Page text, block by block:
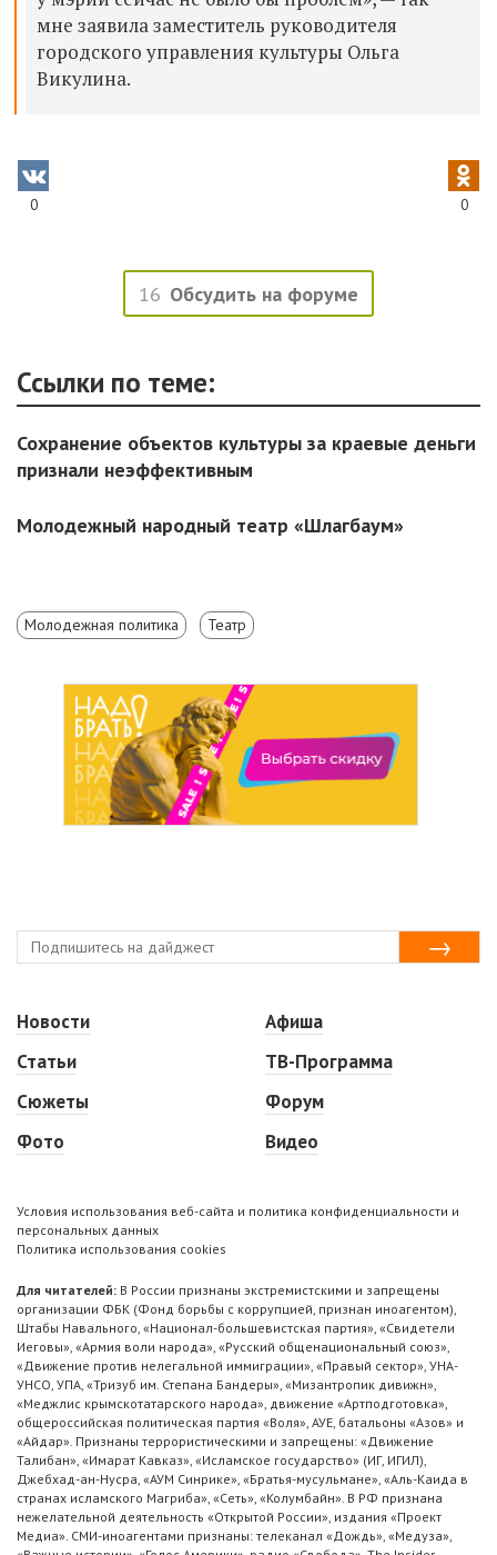
мне заявила заместитель руководителя
городского управления культуры Ольга
Викулина.
0 0
16 Обсудить на форуме
Ссылки по теме:
Сохранение объектов культуры за краевые деньги
признали неэффективным
Молодежный народный театр «Шлагбаум»
Молодежная политика Театр
Новости
Статьи
Сюжеты
Фото
Афиша
ТВ-Программа
Форум
Видео
Условия использования веб-сайта и политика конфиденциальности и
персональных данных
Политика использования cookies
Для читателей: В России признаны экстремистскими и запрещены
организации ФБК (Фонд борьбы с коррупцией, признан иноагентом),
Штабы Навального, «Национал-большевистская партия», «Свидетели
Иеговы», «Армия воли народа», «Русский общенациональный союз»,
«Движение против нелегальной иммиграции», «Правый сектор», УНА-
УНСО, УПА, «Тризуб им. Степана Бандеры», «Мизантропик дивижн»,
«Меджлис крымскотатарского народа», движение «Артподготовка»,
общероссийская политическая партия «Воля», АУЕ, батальоны «Азов» и
«Айдар». Признаны террористическими и запрещены: «Движение
Талибан», «Имарат Кавказ», «Исламское государство» (ИГ, ИГИЛ),
Джебхад-ан-Нусра, «АУМ Синрике», «Братья-мусульмане», «Аль-Каида в
странах исламского Магриба», «Сеть», «Колумбайн». В РФ признана
нежелательной деятельность «Открытой России», издания «Проект
Медиа». СМИ-иноагентами признаны: телеканал «Дождь», «Медуза»,